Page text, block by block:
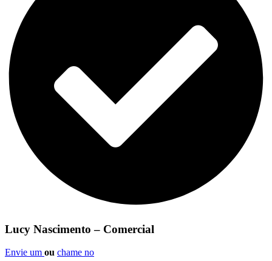
Lucy Nascimento – Comercial
Envie um ou chame no